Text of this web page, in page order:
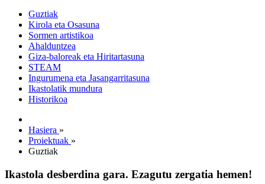
Guztiak
Kirola eta Osasuna
Sormen artistikoa
Ahalduntzea
Giza-baloreak eta Hiritartasuna
STEAM
Ingurumena eta Jasangarritasuna
Ikastolatik mundura
Historikoa
Hasiera »
Proiektuak »
Guztiak
Ikastola desberdina gara. Ezagutu zergatia hemen!